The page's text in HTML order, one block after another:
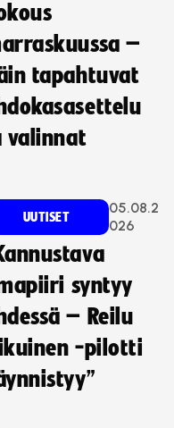
–
tapahtuvat
valinnat
UUTISET
05.08.2
026
syntyy
– Reilu
-pilotti